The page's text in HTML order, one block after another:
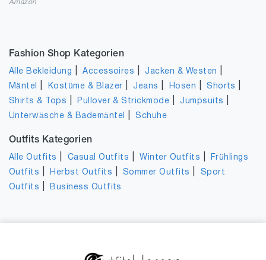
Amazon
Fashion Shop Kategorien
Alle Bekleidung |Accessoires |Jacken & Westen
Mäntel Kostüme & Blazer |Jeans Hosen |Shorts
Shirts & Tops Pullover & Strickmode |Jumpsuits
Unterwäsche & Bademäntel |Schuhe
Outfits Kategorien
Alle Outfits Casual Outfits |Winter Outfits
Frühlings
Outfits
Herbst Outfits Sommer Outfits
Sport
Outfits
Business Outfits